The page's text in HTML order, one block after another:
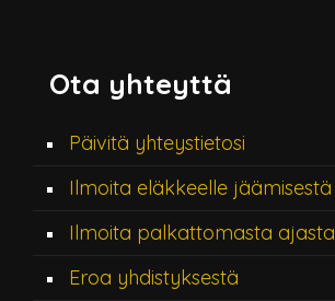
Ota yhteyttä
Päivitä yhteystietosi
Ilmoita eläkkeelle jäämisestä
Ilmoita palkattomasta ajasta
Eroa yhdistyksestä